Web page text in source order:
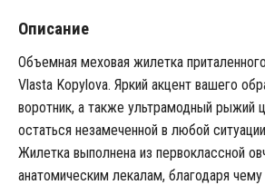
Описание
Объемная меховая жилетка
Vlasta Kopylova. Яркий акцент вашего
воротник, а также ультрамодный рыжий
остаться незамеченной в любой
Жилетка выполнена из первоклассной
анатомическим лекалам, благодаря чему